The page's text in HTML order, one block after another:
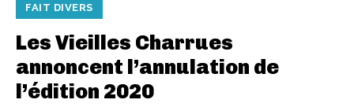
FAIT DIVERS
Les Vieilles Charrues
annoncent l’annulation de
l’édition 2020